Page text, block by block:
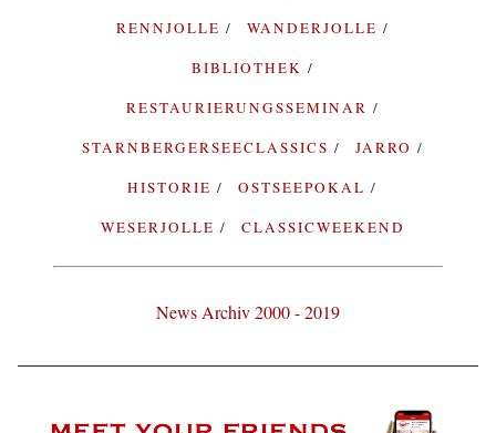
RENNJOLLE
WANDERJOLLE
BIBLIOTHEK
RESTAURIERUNGSSEMINAR
STARNBERGERSEECLASSICS
JARRO
HISTORIE
OSTSEEPOKAL
WESERJOLLE
CLASSICWEEKEND
News Archiv 2000 - 2019